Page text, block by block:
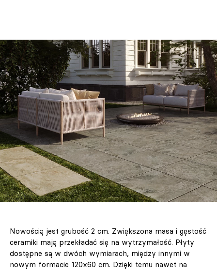
Nowością jest grubość 2 cm. Zwiększona masa i gęstość
ceramiki mają przekładać się na wytrzymałość. Płyty
dostępne są w dwóch wymiarach, między innymi w
nowym formacie 120x60 cm. Dzięki temu nawet na